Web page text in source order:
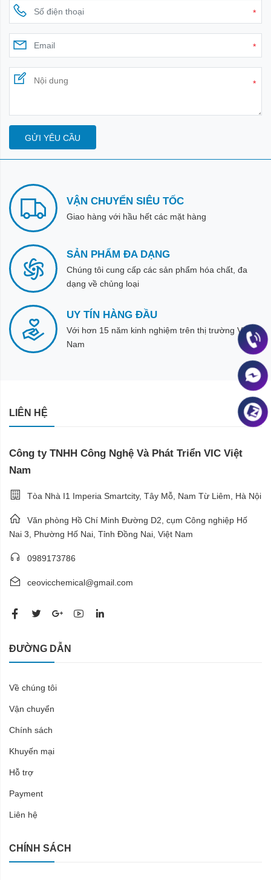
*
*
*
GỬI YÊU CẦU
VẬN CHUYỂN SIÊU TỐC
Giao hàng với hầu hết các mặt hàng
SẢN PHẨM ĐA DẠNG
Chúng tôi cung cấp các sản phẩm hóa chất, đa
dạng về chủng loại
UY TÍN HÀNG ĐẦU
Với hơn 15 năm kinh nghiệm trên thị trường Việt
Nam
LIÊN HỆ
Công ty TNHH Công Nghệ Và Phát Triển VIC Việt
Nam
Tòa Nhà I1 Imperia Smartcity, Tây Mỗ, Nam Từ Liêm, Hà Nội
Văn phòng Hồ Chí Minh Đường D2, cụm Công nghiệp Hố
Nai 3, Phường Hố Nai, Tỉnh Đồng Nai, Việt Nam
0989173786
ceovicchemical@gmail.com
ĐƯỜNG DẪN
Về chúng tôi
Vận chuyển
Chính sách
Khuyến mại
Hỗ trợ
Payment
Liên hệ
CHÍNH SÁCH